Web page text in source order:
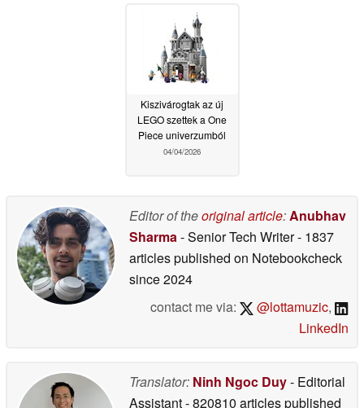
Kiszivárogtak az új
LEGO szettek a One
Piece univerzumból
04/04/2026
Editor of theoriginal article:Anubhav
Sharma- Senior Tech Writer- 1837
articles published on Notebookcheck
since 2024
contact me via:
@lottamuzic,
LinkedIn
Translator: Ninh Ngoc Duy- Editorial
Assistant- 820810 articles published